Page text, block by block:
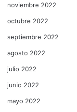
noviembre 2022
octubre 2022
septiembre 2022
agosto 2022
julio 2022
junio 2022
mayo 2022